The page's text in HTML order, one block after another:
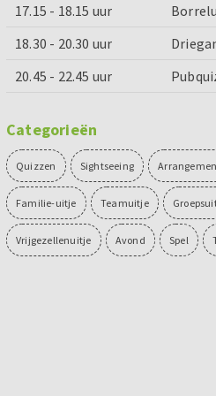
17.15 - 18.15 uur
18.30 - 20.30 uur
20.45 - 22.45 uur
Categorieën
Quizzen Sightseeing
Familie-uitje Teamuitje
Vrijgezellenuitje Avond Spel